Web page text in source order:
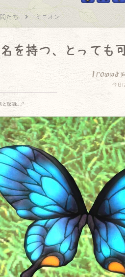
たち ミニオン
を持つ、とっても
I found
今日
と記録.｡.:*